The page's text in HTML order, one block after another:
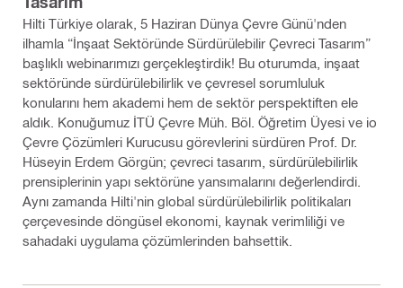
Hilti Türkiye olarak, 5 Haziran Dünya Çevre Günü'nden
ilhamla “İnşaat Sektöründe Sürdürülebilir Çevreci Tasarım”
başlıklı webinarımızı gerçekleştirdik! Bu oturumda, inşaat
sektöründe sürdürülebilirlik ve çevresel sorumluluk
konularını hem akademi hem de sektör perspektiften ele
aldık. Konuğumuz İTÜ Çevre Müh. Böl. Öğretim Üyesi ve io
Çevre Çözümleri Kurucusu görevlerini sürdüren Prof. Dr.
Hüseyin Erdem Görgün; çevreci tasarım, sürdürülebilirlik
prensiplerinin yapı sektörüne yansımalarını değerlendirdi.
Aynı zamanda Hilti'nin global sürdürülebilirlik politikaları
çerçevesinde döngüsel ekonomi, kaynak verimliliği ve
sahadaki uygulama çözümlerinden bahsettik.